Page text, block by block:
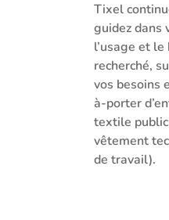
Tixel
guidez dans
l’usage et le
recherché,
vos besoins
à-porter
textile
vêtement
de travail).